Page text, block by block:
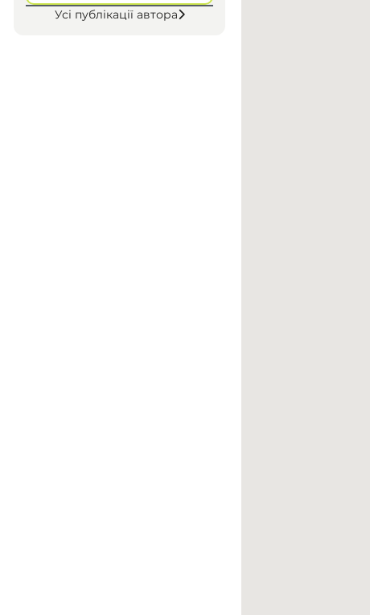
Усі публікації автора